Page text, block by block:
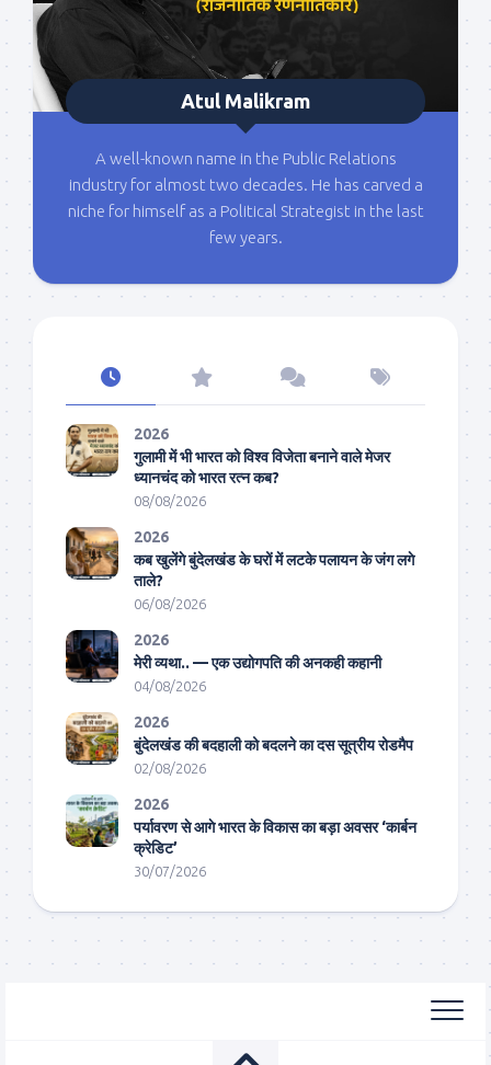
Atul Malikram
A well-known name in the Public Relations
industry for almost two decades. He has carved a
niche for himself as a Political Strategist in the last
few years.
2026
गुलामी में भी भारत को विश्व विजेता बनाने वाले मेजर
ध्यानचंद को भारत रत्न कब?
08/08/2026
2026
कब खुलेंगे बुंदेलखंड के घरों में लटके पलायन के जंग लगे
ताले?
06/08/2026
2026
मेरी व्यथा.. — एक उद्योगपति की अनकही कहानी
04/08/2026
2026
बुंदेलखंड की बदहाली को बदलने का दस सूत्रीय रोडमैप
02/08/2026
2026
पर्यावरण से आगे भारत के विकास का बड़ा अवसर ‘कार्बन
क्रेडिट’
30/07/2026